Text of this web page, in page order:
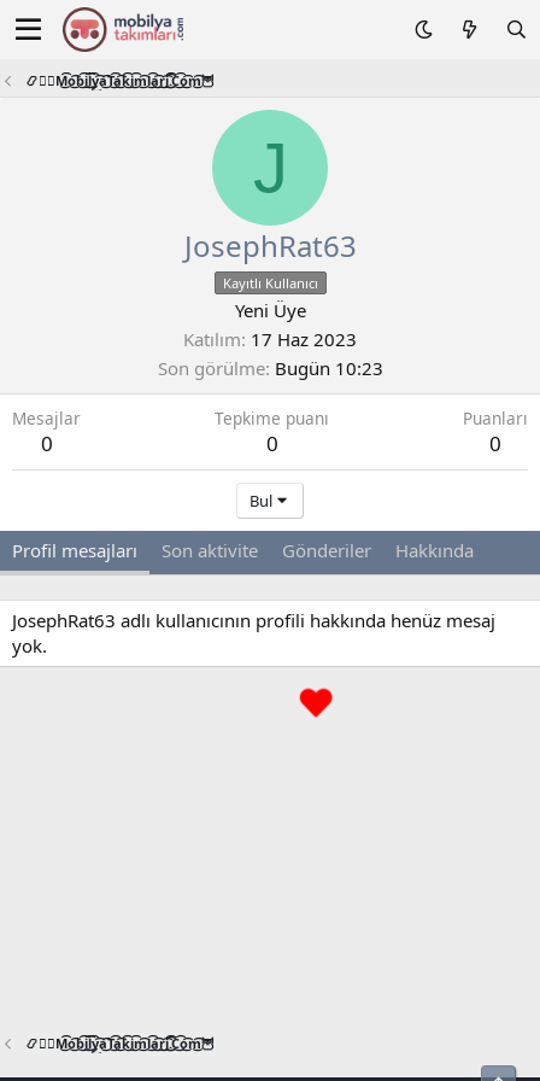
📿🧙‍♂️M͜͡o͜͡b͜͡i͜͡l͜͡y͜͡a͜͡T͜͡a͜͡k͜͡i͜͡m͜͡l͜͡a͜͡r͜͡i͜͡.͜͡C͜͡o͜͡m͜͡🦉
J
JosephRat63
Kayıtlı Kullanıcı
Yeni Üye
Katılım 17 Haz 2023
Son görülme Bugün 10:23
Mesajlar
0
Tepkime puanı
0
Puanları
0
Bul
Profil mesajları Son aktivite Gönderiler Hakkında
JosephRat63 adlı kullanıcının profili hakkında henüz mesaj
yok.
📿🧙‍♂️M͜͡o͜͡b͜͡i͜͡l͜͡y͜͡a͜͡T͜͡a͜͡k͜͡i͜͡m͜͡l͜͡a͜͡r͜͡i͜͡.͜͡C͜͡o͜͡m͜͡🦉